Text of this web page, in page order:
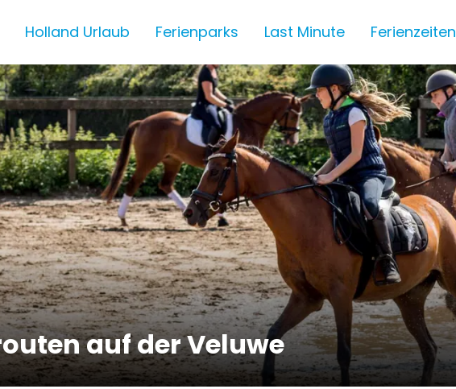
Holland Urlaub Ferienparks Last Minute Ferienzeiten
auf der Veluwe